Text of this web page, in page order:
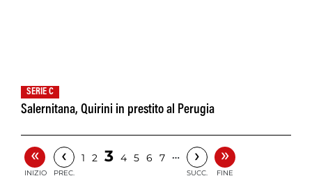
SERIE C
Salernitana, Quirini in prestito al Perugia
«
INIZIO
‹
PREC.
1 2 3 4 5 6 7 … ›
SUCC.
»
FINE